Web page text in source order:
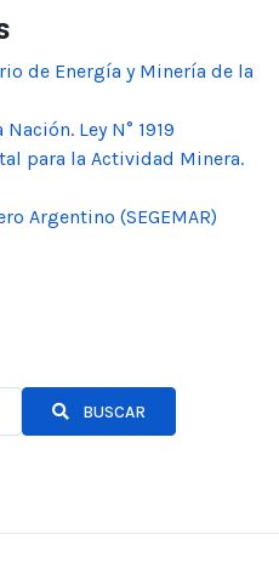
de Energía y Minería de la
Ley N° 1919
para la Actividad Minera.
Argentino (SEGEMAR)
BUSCAR